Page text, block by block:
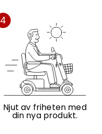
4
Njut av friheten med
din nya produkt.